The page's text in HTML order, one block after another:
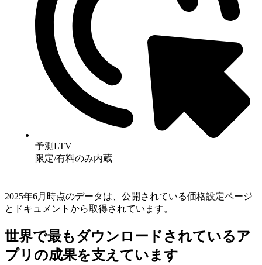
予測LTV
限定/有料のみ内蔵
2025年6月時点のデータは、公開されている価格設定ページ
とドキュメントから取得されています。
世界で最もダウンロードされているア
プリの成果を支えています